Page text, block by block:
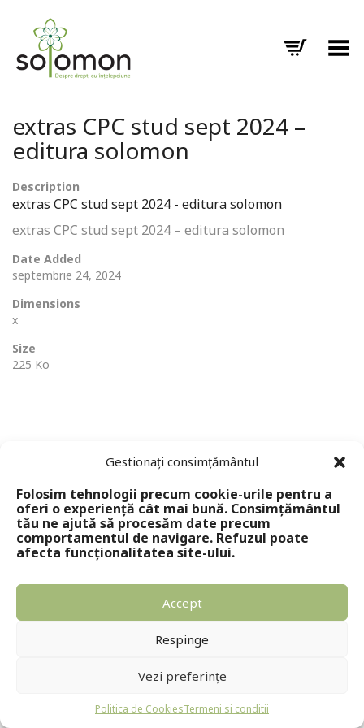
Gestionați consimțământul
Folosim tehnologii precum cookie-urile pentru a
oferi o experiență cât mai bună. Consimțământul
tău ne ajută să procesăm date precum
comportamentul de navigare. Refuzul poate
afecta funcționalitatea site-ului.
Accept
Respinge
Vezi preferințe
Politica de CookiesTermeni si conditii
Toggle Menu
extras CPC stud sept 2024 –
editura solomon
Description
extras CPC stud sept 2024 - editura solomon
extras CPC stud sept 2024 – editura solomon
Date Added
septembrie 24, 2024
Dimensions
x
Size
225 Ko
Copyright © 2024 - Editura Solomon